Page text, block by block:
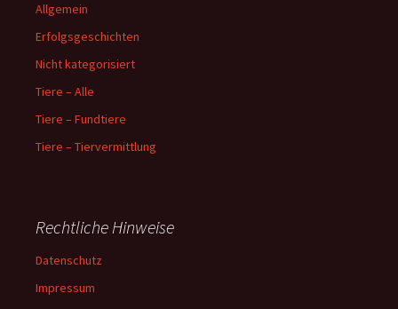
Allgemein
Erfolgsgeschichten
Nicht kategorisiert
Tiere – Alle
Tiere – Fundtiere
Tiere – Tiervermittlung
Rechtliche Hinweise
Datenschutz
Impressum